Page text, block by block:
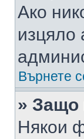
Ако
изцяло
Върнете
» Защо
Някои